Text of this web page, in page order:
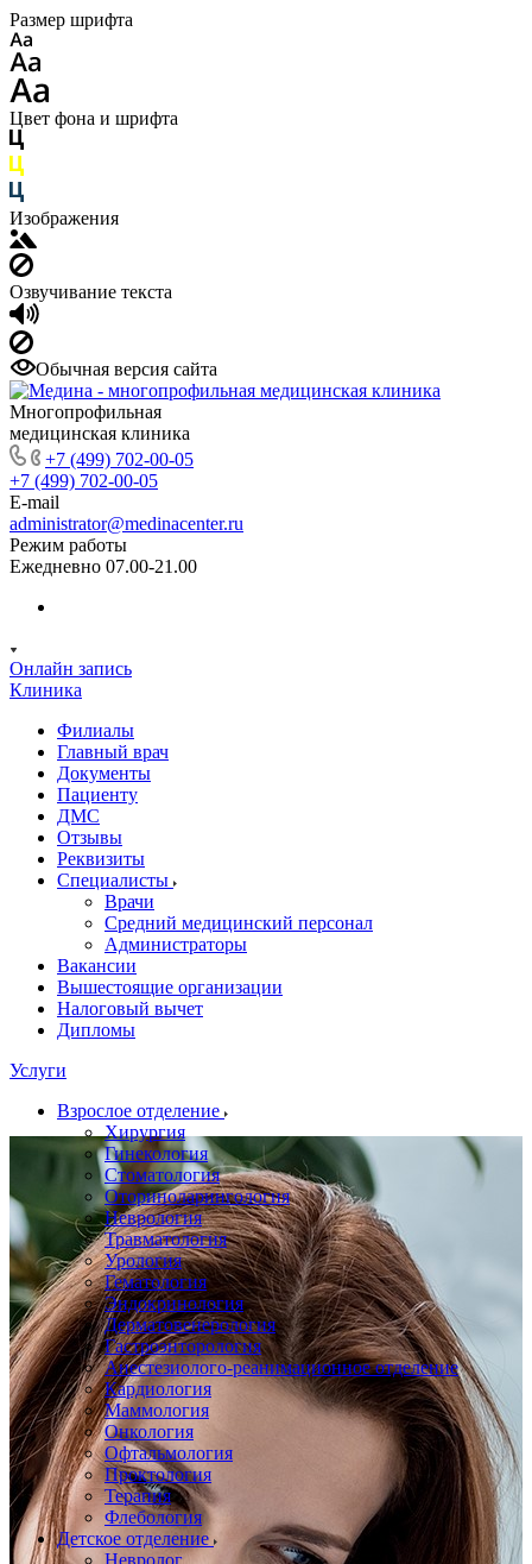
Размер шрифта
Цвет фона и шрифта
Изображения
Озвучивание текста
Обычная версия сайта
Многопрофильная
медицинская клиника
+7 (499) 702-00-05
+7 (499) 702-00-05
E-mail
administrator@medinacenter.ru
Режим работы
Ежедневно 07.00-21.00
Онлайн запись
Клиника
Филиалы
Главный врач
Документы
Пациенту
ДМС
Отзывы
Реквизиты
Специалисты
Врачи
Средний медицинский персонал
Администраторы
Вакансии
Вышестоящие организации
Налоговый вычет
Дипломы
Услуги
Взрослое отделение
Хирургия
Гинекология
Стоматология
Оториноларингология
Неврология
Травматология
Урология
Гематология
Эндокринология
Дерматовенерология
Гастроэнторология
Анестезиолого-реанимационное отделение
Кардиология
Маммология
Онкология
Офтальмология
Проктология
Терапия
Флебология
Детское отделение
Невролог